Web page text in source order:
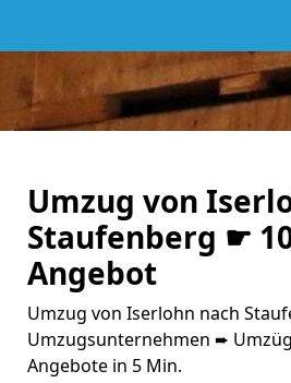
Umzug von
Staufenberg ☛
Angebot
Umzug von Iserlohn nach
Umzugsunternehmen ➨
Angebote in 5 Min.